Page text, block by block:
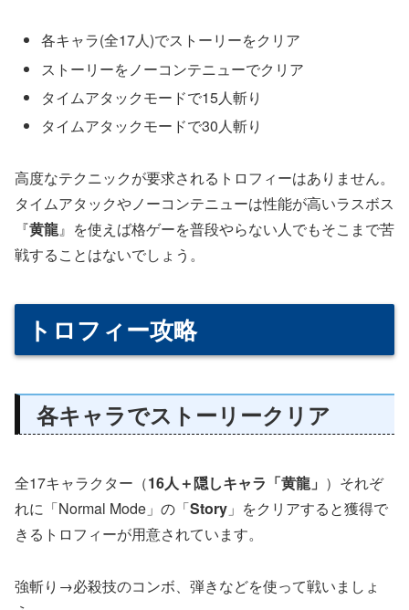
各キャラ(全17人)でストーリーをクリア
ストーリーをノーコンテニューでクリア
タイムアタックモードで15人斬り
タイムアタックモードで30人斬り
高度なテクニックが要求されるトロフィーはありません。
タイムアタックやノーコンテニューは性能が高いラスボス
『黄龍』を使えば格ゲーを普段やらない人でもそこまで苦
戦することはないでしょう。
トロフィー攻略
各キャラでストーリークリア
全17キャラクター（16人＋隠しキャラ「黄龍」 ）それぞ
れに「Normal Mode」の「Story 」をクリアすると獲得で
きるトロフィーが用意されています。
強斬り→必殺技のコンボ、弾きなどを使って戦いましょ